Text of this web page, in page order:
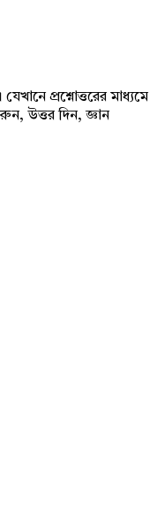
প্রশ্নোত্তরের মাধ্যমে
উত্তর দিন, জ্ঞান